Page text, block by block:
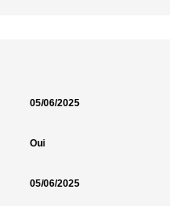
05/06/2025
Oui
05/06/2025